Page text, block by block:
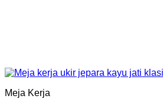
Meja Kerja